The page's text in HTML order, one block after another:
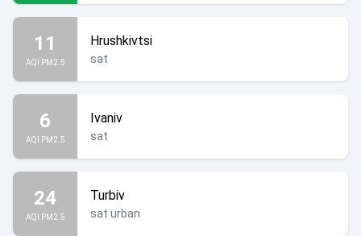
11
AQI PM2.5
Hrushkivtsi
sat
6
AQI PM2.5
Ivaniv
sat
24
AQI PM2.5
Turbiv
sat urban